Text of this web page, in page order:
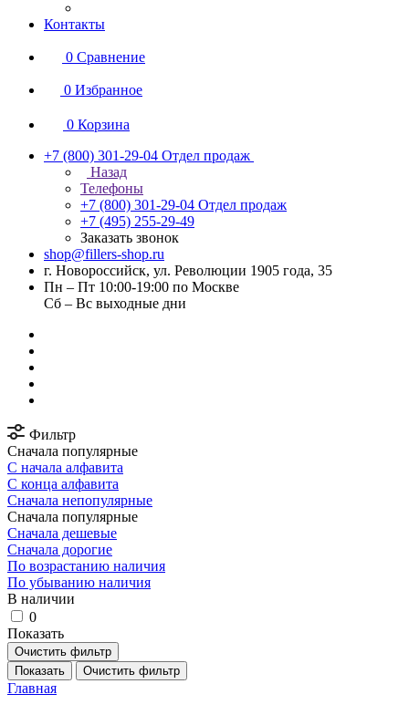
Контакты
0 Сравнение
0 Избранное
0 Корзина
+7 (800) 301-29-04 Отдел продаж
Назад
Телефоны
+7 (800) 301-29-04 Отдел продаж
+7 (495) 255-29-49
Заказать звонок
shop@fillers-shop.ru
г. Новороссийск, ул. Революции 1905 года, 35
Пн – Пт 10:00-19:00 по Москве
Сб – Вс выходные дни
Фильтр
Сначала популярные
С начала алфавита
С конца алфавита
Сначала непопулярные
Сначала популярные
Сначала дешевые
Сначала дорогие
По возрастанию наличия
По убыванию наличия
В наличии
0
Показать
Очистить фильтр
Показать
Очистить фильтр
Главная